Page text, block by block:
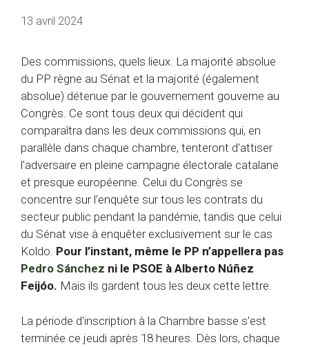
13 avril 2024
Des commissions, quels lieux. La majorité absolue
du PP règne au Sénat et la majorité (également
absolue) détenue par le gouvernement gouverne au
Congrès. Ce sont tous deux qui décident qui
comparaîtra dans les deux commissions qui, en
parallèle dans chaque chambre, tenteront d'attiser
l'adversaire en pleine campagne électorale catalane
et presque européenne. Celui du Congrès se
concentre sur l’enquête sur tous les contrats du
secteur public pendant la pandémie, tandis que celui
du Sénat vise à enquêter exclusivement sur le cas
Koldo. Pour l’instant, même le PP n’appellera pas
Pedro Sánchez ni le PSOE à Alberto Núñez
Feijóo. Mais ils gardent tous les deux cette lettre.
La période d'inscription à la Chambre basse s'est
terminée ce jeudi après 18 heures. Dès lors, chaque